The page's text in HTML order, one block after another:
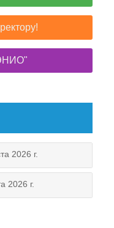
2026 г.
2026 г.